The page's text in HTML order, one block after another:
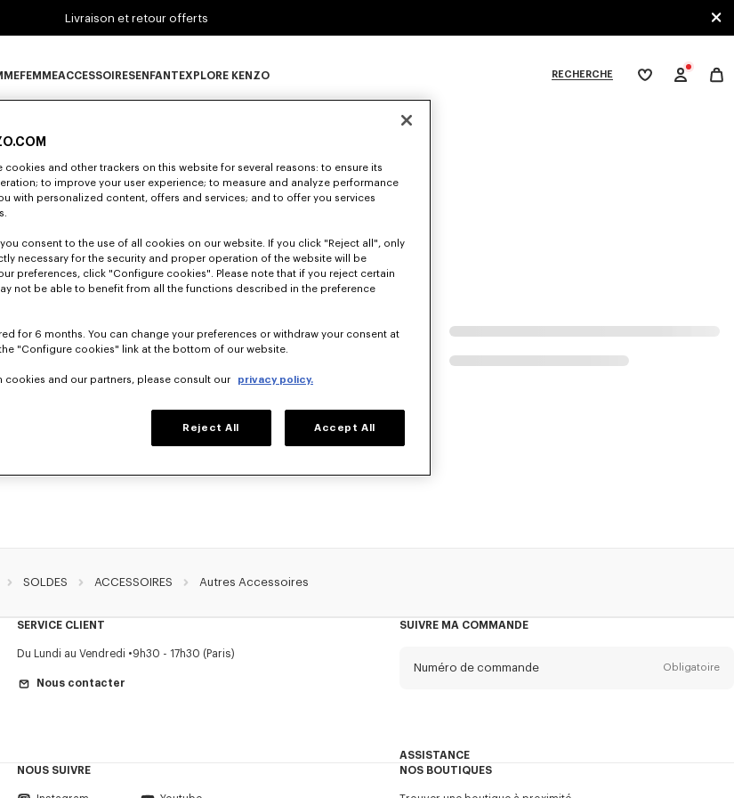
Livraison et retour offerts
FEMMEACCESSOIRESENFANT EXPLORE KENZO
Sous-catégorie EXPLORE KENZO
RECHERCHE
Ma
votre recherche n'a abouti à aucun résultat.
ACCESSOIRES
SOLDES ACCESSOIRES Autres Accessoires
SERVICE CLIENT
Du Lundi au Vendredi 9h30 - 17h30 (Paris)
Nous contacter
SUIVRE MA COMMANDE
Numéro de commande Obligatoire
ENVOYER
ASSISTANCE
NOUS SUIVRE NOS BOUTIQUES
cookies and other trackers on this website for several reasons: to ensure its
to improve your user experience; to measure and analyze performance
with personalized content, offers and services; and to offer you services
consent to the use of all cookies on our website. If you click "Reject all", only
necessary for the security and proper operation of the website will be
preferences, click "Configure cookies". Please note that if you reject certain
not be able to benefit from all the functions described in the preference
for 6 months. You can change your preferences or withdraw your consent at
"Configure cookies" link at the bottom of our website.
cookies and our partners, please consult our privacy policy.
Reject All Accept All